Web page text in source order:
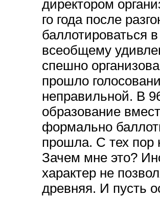
директором
го года после
баллотироваться
всеобщему
спешно
прошло
неправильной. В
образование
формально
прошла. С тех пор
Зачем мне это?
характер не
древняя. И пусть